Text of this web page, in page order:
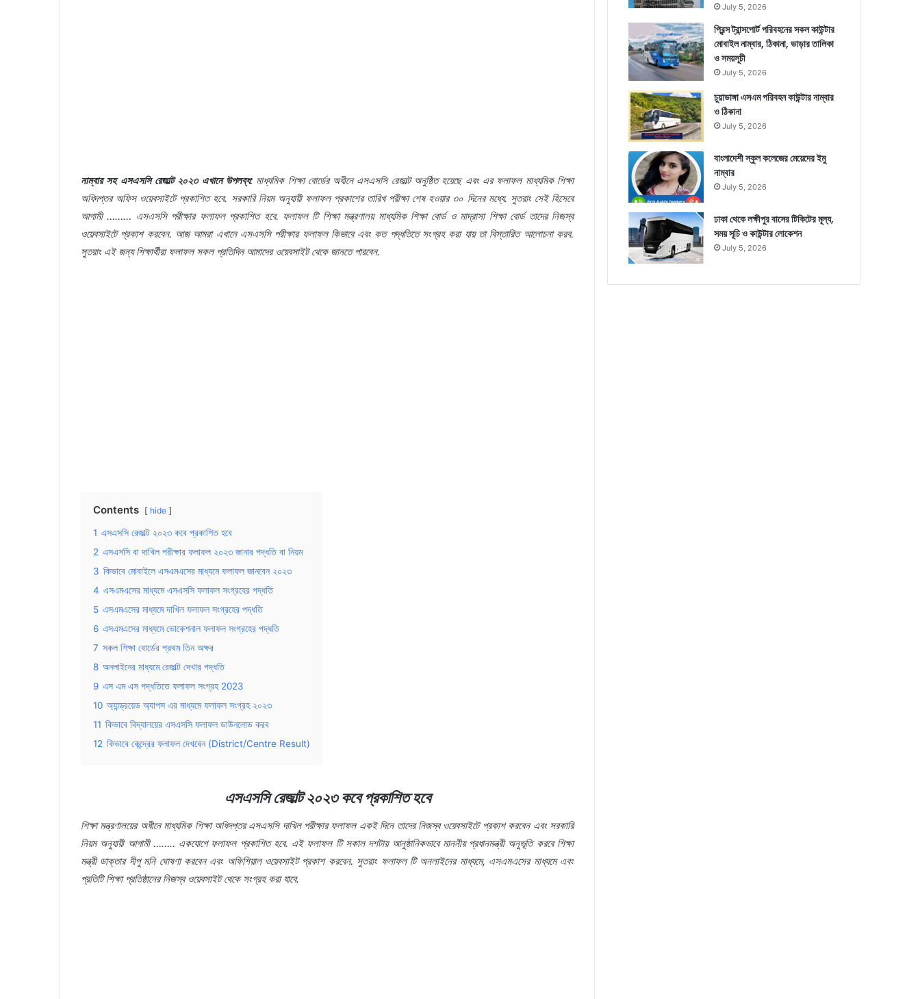
নাম্বার সহ এসএসসি রেজাল্ট ২০২৩ এখানে উপলব্ধ:মাধ্যমিক শিক্ষা বোর্ডের অধীনে এসএসসি রেজাল্ট অনুষ্ঠিত হয়েছে এবং এর ফলাফল মাধ্যমিক শিক্ষা
অধিদপ্তর অফিস ওয়েবসাইটে প্রকাশিত হবে. সরকারি নিয়ম অনুযায়ী ফলাফল প্রকাশের তারিখ পরীক্ষা শেষ হওয়ার ৩০ দিনের মধ্যে. সুতরাং সেই হিসেবে
আগামী ……… এসএসসি পরীক্ষার ফলাফল প্রকাশিত হবে. ফলাফল টি শিক্ষা মন্ত্রণালয় মাধ্যমিক শিক্ষা বোর্ড ও মাদ্রাসা শিক্ষা বোর্ড তাদের নিজস্ব
ওয়েবসাইটে প্রকাশ করবেন. আজ আমরা এখানে এসএসসি পরীক্ষার ফলাফল কিভাবে এবং কত পদ্ধতিতে সংগ্রহ করা যায় তা বিস্তারিত আলোচনা করব.
সুতরাং এই জন্য শিক্ষার্থীরা ফলাফল সকল প্রতিদিন আমাদের ওয়েবসাইট থেকে জানতে পারবেন.
Contents hide
1 এসএসসি রেজাল্ট ২০২৩ কবে প্রকাশিত হবে
2 এসএসসি বা দাখিল পরীক্ষার ফলাফল ২০২৩ জানার পদ্ধতি বা নিয়ম
3 কিভাবে মোবাইলে এসএমএসের মাধ্যমে ফলাফল জানবেন ২০২৩
4 এসএমএসের মাধ্যমে এসএসসি ফলাফল সংগ্রহের পদ্ধতি
5 এসএমএসের মাধ্যমে দাখিল ফলাফল সংগ্রহের পদ্ধতি
6 এসএমএসের মাধ্যমে ভোকেশনাল ফলাফল সংগ্রহের পদ্ধতি
7 সকল শিক্ষা বোর্ডের প্রথম তিন অক্ষর
8 অনলাইনের মাধ্যমে রেজাল্ট দেখার পদ্ধতি
9 এস এম এস পদ্ধতিতে ফলাফল সংগ্রহ 2023
10 অ্যান্ড্রয়েড অ্যাপস এর মাধ্যমে ফলাফল সংগ্রহ ২০২৩
11 কিভাবে বিদ্যালয়ের এসএসসি ফলাফল ডাউনলোড করব
12 কিভাবে কেন্দ্রের ফলাফল দেখবেন (District/Centre Result)
এসএসসি রেজাল্ট ২০২৩ কবে প্রকাশিত হবে
শিক্ষা মন্ত্রণালয়ের অধীনে মাধ্যমিক শিক্ষা অধিদপ্তর এসএসসি দাখিল পরীক্ষার ফলাফল একই দিনে তাদের নিজস্ব ওয়েবসাইটে প্রকাশ করবেন এবং সরকারি
নিয়ম অনুযায়ী আগামী …….. একযোগে ফলাফল প্রকাশিত হবে. এই ফলাফল টি সকাল দশটায় আনুষ্ঠানিকভাবে মাননীয় প্রধানমন্ত্রী অনুভূতি করবে শিক্ষা
মন্ত্রী ডাক্তার দীপু মনি ঘোষণা করবেন এবং অফিশিয়াল ওয়েবসাইট প্রকাশ করবেন. সুতরাং ফলাফল টি অনলাইনের মাধ্যমে, এসএমএসের মাধ্যমে এবং
প্রতিটি শিক্ষা প্রতিষ্ঠানের নিজস্ব ওয়েবসাইট থেকে সংগ্রহ করা যাবে.
July 5, 2026
প্রিন্স ট্রান্সপোর্ট পরিবহনের সকল কাউন্টার
মোবাইল নাম্বার, ঠিকানা, ভাড়ার তালিকা
ও সময়সূচী
July 5, 2026
চুয়াডাঙ্গা এসএম পরিবহন কাউন্টার নাম্বার
ও ঠিকানা
July 5, 2026
বাংলাদেশী স্কুল কলেজের মেয়েদের ইমু
নাম্বার
July 5, 2026
ঢাকা থেকে লক্ষীপুর বাসের টিকিটের মূল্য,
সময় সূচি ও কাউন্টার লোকেশন
July 5, 2026